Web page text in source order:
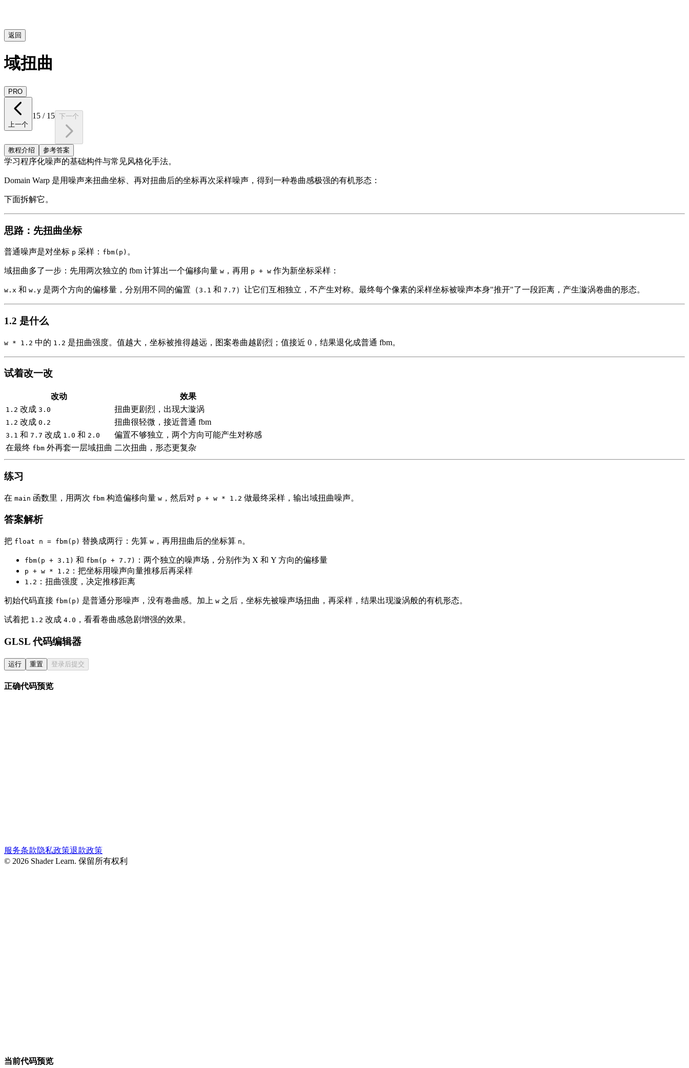
返回
域扭曲
PRO
上一个
15 / 15 下一个
教程介绍 参考答案
学习程序化噪声的基础构件与常见风格化手法。
Domain Warp 是用噪声来扭曲坐标、再对扭曲后的坐标再次采样噪声，得到一种卷曲感极强的有机形态：
下面拆解它。
思路：先扭曲坐标
普通噪声是对坐标 p 采样： fbm(p) 。
域扭曲多了一步：先用两次独立的 fbm 计算出一个偏移向量 w ，再用 p + w 作为新坐标采样：
w.x 和 w.y 是两个方向的偏移量，分别用不同的偏置（3.1 和 7.7 ）让它们互相独立，不产生对称。最终每个像素的采样坐标被噪声本身"推开"了一段距离，产生漩涡卷曲的形态。
1.2 是什么
w * 1.2 中的 1.2 是扭曲强度。值越大，坐标被推得越远，图案卷曲越剧烈；值接近 0，结果退化成普通 fbm。
试着改一改
改动 效果
1.2 改成 3.0 扭曲更剧烈，出现大漩涡
1.2 改成 0.2 扭曲很轻微，接近普通 fbm
3.1 和 7.7 改成 1.0 和 2.0
偏置不够独立，两个方向可能产生对称感
在最终 fbm 外再套一层域扭曲 二次扭曲，形态更复杂
练习
在 main 函数里，用两次 fbm 构造偏移向量 w ，然后对 p + w * 1.2 做最终采样，输出域扭曲噪声。
答案解析
把 float n = fbm(p) 替换成两行：先算 w ，再用扭曲后的坐标算 n 。
fbm(p + 3.1) 和 fbm(p + 7.7) ：两个独立的噪声场，分别作为 X 和 Y 方向的偏移量
p + w * 1.2 ：把坐标用噪声向量推移后再采样
1.2 ：扭曲强度，决定推移距离
初始代码直接 fbm(p) 是普通分形噪声，没有卷曲感。加上 w 之后，坐标先被噪声场扭曲，再采样，结果出现漩涡般的有机形态。
试着把 1.2 改成 4.0 ，看看卷曲感急剧增强的效果。
GLSL 代码编辑器
运行 重置 登录后提交
正确代码预览
当前代码预览
服务条款隐私政策退款政策
© 2026 Shader Learn. 保留所有权利